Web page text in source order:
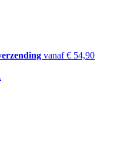
vanaf € 54,90